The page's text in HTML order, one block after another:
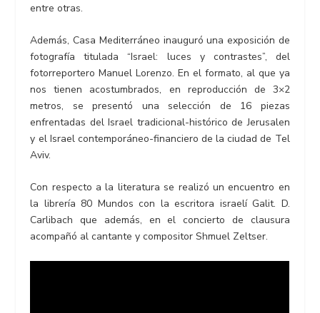
entre otras.
Además, Casa Mediterráneo inauguró una exposición de
fotografía titulada “Israel: luces y contrastes”, del
fotorreportero Manuel Lorenzo. En el formato, al que ya
nos tienen acostumbrados, en reproducción de 3×2
metros, se presentó una selección de 16 piezas
enfrentadas del Israel tradicional-histórico de Jerusalen
y el Israel contemporáneo-financiero de la ciudad de Tel
Aviv.
Con respecto a la literatura se realizó un encuentro en
la librería 80 Mundos con la escritora israelí Galit. D.
Carlibach que además, en el concierto de clausura
acompañó al cantante y compositor Shmuel Zeltser.